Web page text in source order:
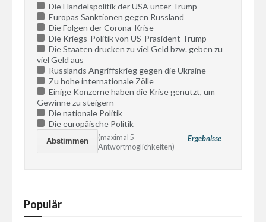
Die Handelspolitik der USA unter Trump
Europas Sanktionen gegen Russland
Die Folgen der Corona-Krise
Die Kriegs-Politik von US-Präsident Trump
Die Staaten drucken zu viel Geld bzw. geben zu
viel Geld aus
Russlands Angriffskrieg gegen die Ukraine
Zu hohe internationale Zölle
Einige Konzerne haben die Krise genutzt, um
Gewinne zu steigern
Die nationale Politik
Die europäische Politik
Ergebnisse
(maximal 5
Antwortmöglichkeiten)
Populär